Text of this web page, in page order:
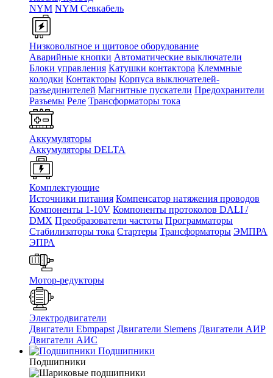
NYM NYM Севкабель
Низковольтное и щитовое оборудование
Аварийные кнопки Автоматические выключатели
Блоки управления Катушки контактора Клеммные
колодки Контакторы Корпуса выключателей-
разъединителей Магнитные пускатели Предохранители
Разъемы Реле Трансформаторы тока
Аккумуляторы
Аккумуляторы DELTA
Комплектующие
Источники питания Компенсатор натяжения проводов
Компоненты 1-10V Компоненты протоколов DALI /
DMX Преобразователи частоты Программаторы
Стабилизаторы тока Стартеры Трансформаторы ЭМПРА
ЭПРА
Мотор-редукторы
Электродвигатели
Двигатели Ebmpapst Двигатели Siemens Двигатели АИР
Двигатели АИС
Подшипники
Подшипники